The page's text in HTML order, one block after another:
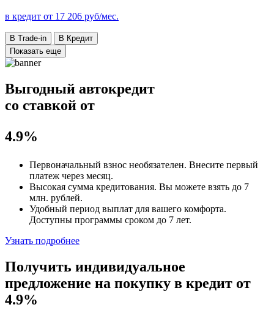
в кредит от 17 206 руб/мес.
В Trade-in
В Кредит
Показать еще
Выгодный автокредит
со ставкой от
4.9%
Первоначальный взнос необязателен. Внесите первый
платеж через месяц.
Высокая сумма кредитования. Вы можете взять до 7
млн. рублей.
Удобный период выплат для вашего комфорта.
Доступны программы сроком до 7 лет.
Узнать подробнее
Получить индивидуальное
предложение на покупку в кредит от
4.9%